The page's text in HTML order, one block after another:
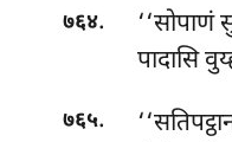
७६४.
पादासि
७६५.